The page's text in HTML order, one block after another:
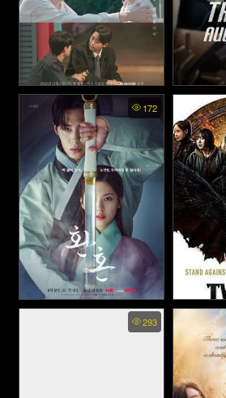
Peach Trap พากย์ไทย - กับดัก
รักแรก (2025)
Trigger
เ
172
Alchemy of Souls พากย์ไทย -
เล่นแร่แปรวิญญาณ (2022)293